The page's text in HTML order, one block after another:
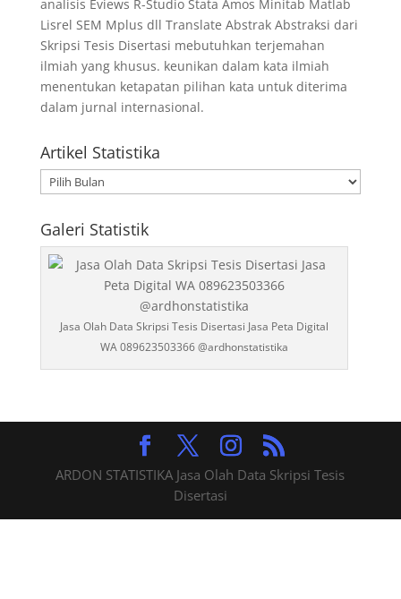
analisis Eviews R-Studio Stata Amos Minitab Matlab
Lisrel SEM Mplus dll Translate Abstrak Abstraksi dari
Skripsi Tesis Disertasi mebutuhkan terjemahan
ilmiah yang khusus. keunikan dalam kata ilmiah
menentukan ketapatan pilihan kata untuk diterima
dalam jurnal internasional.
Artikel Statistika
Artikel
Statistika
Galeri Statistik
Jasa Olah Data Skripsi Tesis Disertasi Jasa Peta Digital
WA 089623503366 @ardhonstatistika
ARDON STATISTIKA Jasa Olah Data Skripsi Tesis
Disertasi